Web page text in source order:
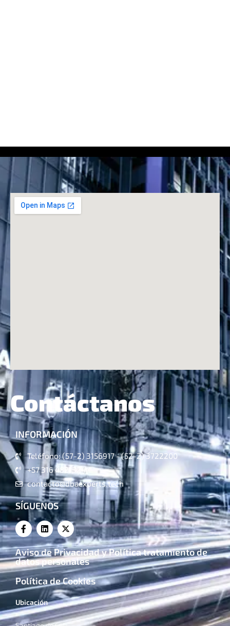
Contáctanos
INFORMACIÓN
Teléfono: (57-2) 3156917 - (52-2) 3722200
+57 316 4821324
contacto@dbaexperts.tech
SÍGUENOS
Aviso de Privacidad y Política tratamiento de
datos personales
Política de Cookies
Ubicación